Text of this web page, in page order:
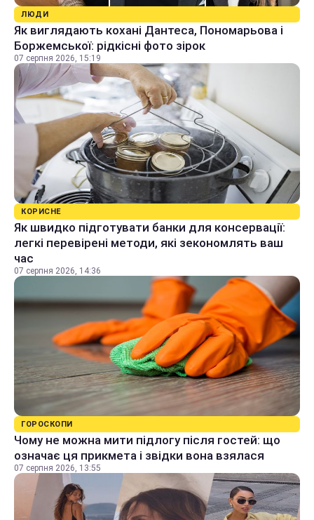
ЛЮДИ
Як виглядають кохані Дантеса, Пономарьова і
Боржемської: рідкісні фото зірок
07 серпня 2026, 15:19
КОРИСНЕ
Як швидко підготувати банки для консервації:
легкі перевірені методи, які зекономлять ваш
час
07 серпня 2026, 14:36
ГОРОСКОПИ
Чому не можна мити підлогу після гостей: що
означає ця прикмета і звідки вона взялася
07 серпня 2026, 13:55